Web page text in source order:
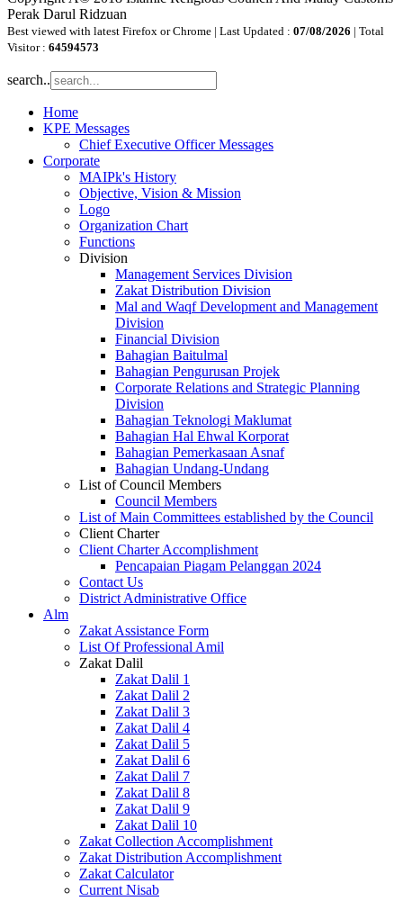
Perak Darul Ridzuan
Best viewed with latest Firefox or Chrome | Last Updated : 07/08/2026 | Total
Visitor : 64594573
search..
Home
KPE Messages
Chief Executive Officer Messages
Corporate
MAIPk's History
Objective, Vision & Mission
Logo
Organization Chart
Functions
Division
Management Services Division
Zakat Distribution Division
Mal and Waqf Development and Management
Division
Financial Division
Bahagian Baitulmal
Bahagian Pengurusan Projek
Corporate Relations and Strategic Planning
Division
Bahagian Teknologi Maklumat
Bahagian Hal Ehwal Korporat
Bahagian Pemerkasaan Asnaf
Bahagian Undang-Undang
List of Council Members
Council Members
List of Main Committees established by the Council
Client Charter
Client Charter Accomplishment
Pencapaian Piagam Pelanggan 2024
Contact Us
District Administrative Office
Alm
Zakat Assistance Form
List Of Professional Amil
Zakat Dalil
Zakat Dalil 1
Zakat Dalil 2
Zakat Dalil 3
Zakat Dalil 4
Zakat Dalil 5
Zakat Dalil 6
Zakat Dalil 7
Zakat Dalil 8
Zakat Dalil 9
Zakat Dalil 10
Zakat Collection Accomplishment
Zakat Distribution Accomplishment
Zakat Calculator
Current Nisab